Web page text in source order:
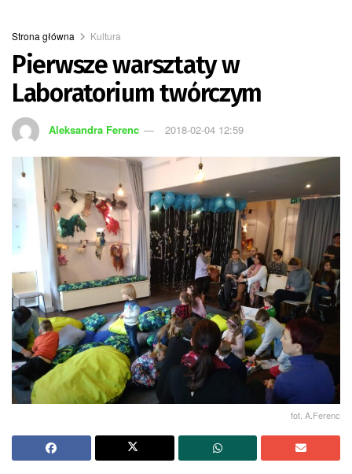
Strona główna Kultura
Pierwsze warsztaty w
Laboratorium twórczym
Aleksandra Ferenc 2018-02-04 12:59
fot. A.Ferenc